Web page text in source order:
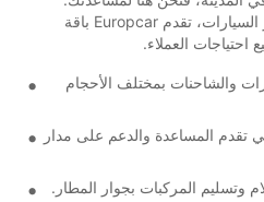
كمؤسسة عالمية رائدة في تأجير السيارات، تقدم Europcar باقة
العملاء.
والشاحنات بمختلف الأحجام
تقدم المساعدة والدعم على مدار
وتسليم المركبات بجوار المطار.